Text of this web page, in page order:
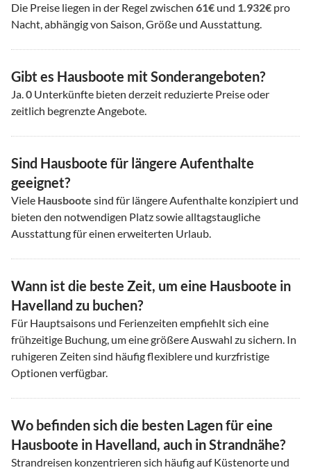
Die Preise liegen in der Regel zwischen 61€ und 1.932€ pro
Nacht, abhängig von Saison, Größe und Ausstattung.
Gibt es Hausboote mit Sonderangeboten?
Ja.0 Unterkünfte bieten derzeit reduzierte Preise oder
zeitlich begrenzte Angebote.
Sind Hausboote für längere Aufenthalte
geeignet?
Viele Hausboote sind für längere Aufenthalte konzipiert und
bieten den notwendigen Platz sowie alltagstaugliche
Ausstattung für einen erweiterten Urlaub.
Wann ist die beste Zeit, um eine Hausboote in
Havelland zu buchen?
Für Hauptsaisons und Ferienzeiten empfiehlt sich eine
frühzeitige Buchung, um eine größere Auswahl zu sichern. In
ruhigeren Zeiten sind häufig flexiblere und kurzfristige
Optionen verfügbar.
Wo befinden sich die besten Lagen für eine
Hausboote in Havelland, auch in Strandnähe?
Strandreisen konzentrieren sich häufig auf Küstenorte und